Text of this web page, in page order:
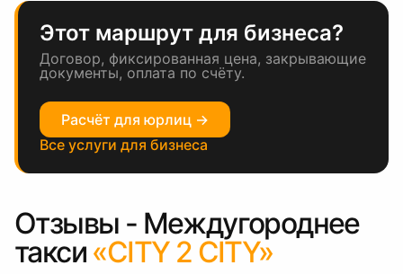
Этот маршрут для бизнеса?
Договор, фиксированная цена, закрывающие
документы, оплата по счёту.
Расчёт для юрлиц →
Все услуги для бизнеса
Отзывы - Междугороднее
такси «CITY 2 CITY»